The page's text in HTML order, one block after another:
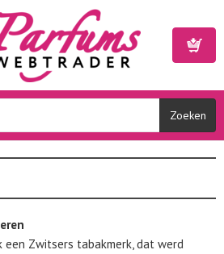
Zwitsers tabakmerk, dat werd